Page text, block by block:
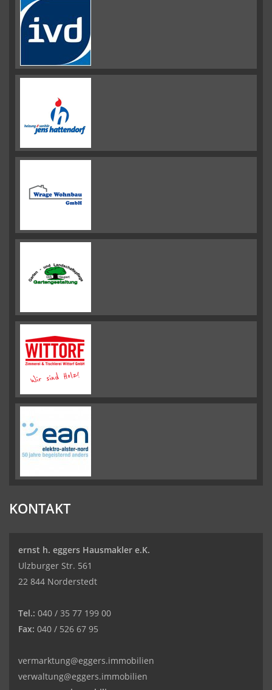
KONTAKT
ernst h. eggers Hausmakler e.K.
Ulzburger Str. 561
22 844 Norderstedt
Tel.: 040 / 35 77 199 00
Fax: 040 / 526 67 95
vermarktung@eggers.immobilien
verwaltung@eggers.immobilien